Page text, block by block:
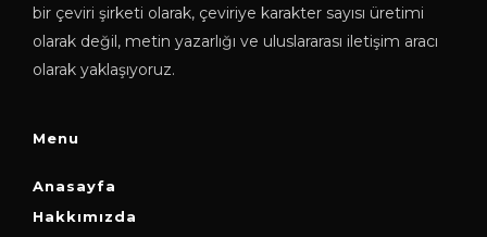
bir çeviri şirketi olarak, çeviriye karakter sayısı üretimi
olarak değil, metin yazarlığı ve uluslararası iletişim aracı
olarak yaklaşıyoruz.
Menu
Anasayfa
Hakkımızda